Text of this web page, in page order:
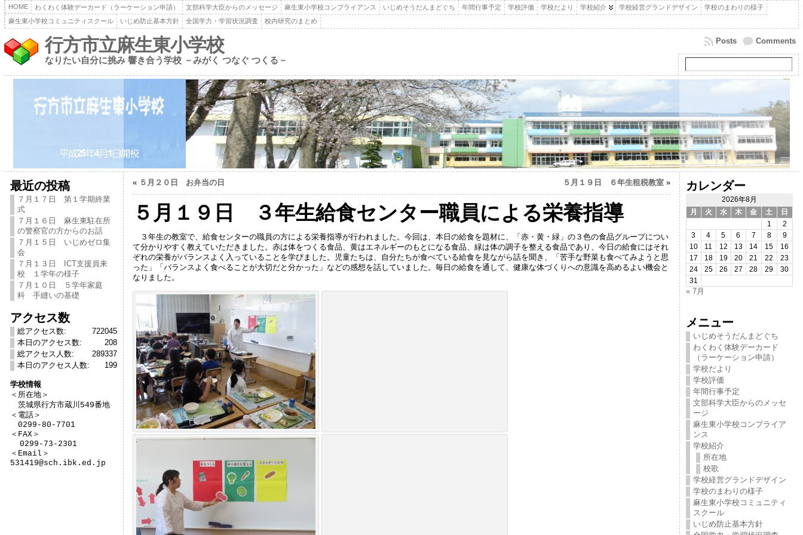
HOME わくわく体験デーカード（ラーケーション申請） 文部科学大臣からのメッセージ 麻生東小学校コンプライアンス いじめそうだんまどぐち 年間行事予定 学校評価 学校だより 学校紹介 学校経営グランドデザイン
学校のまわりの様子
麻生東小学校コミュニティスクール
いじめ防止基本方針 全国学力・学習状況調査 校内研究のまとめ
行方市立麻生東小学校
なりたい自分に挑み 響き合う学校 －みがく つなぐ つくる－
Comments
Posts
最近の投稿
７月１７日 第１学期終業
式
７月１６日 麻生東駐在所
の警察官の方からのお話
７月１５日 いじめゼロ集
会
７月１３日 ICT支援員来
校 １学年の様子
７月１０日 ５学年家庭
科 手縫いの基礎
アクセス数
722045
総アクセス数:
208
本日のアクセス数:
289337
総アクセス人数:
199
本日のアクセス人数:
学校情報
＜所在地＞
茨城県行方市蔵川549番地
＜電話＞
0299-80-7701
＜FAX＞
＜Email＞
531419@sch.ibk.ed.jp
« ５月２０日 お弁当の日 ５月１９日 ６年生租税教室»
５月１９日 ３年生給食センター職員による栄養指導
３年生の教室で、給食センターの職員の方による栄養指導が行われました。今回は、本日の給食を題材に、「赤・黄・緑」の３色の食品グループについ
て分かりやすく教えていただきました。赤は体をつくる食品、黄はエネルギーのもとになる食品、緑は体の調子を整える食品であり、今日の給食にはそれ
ぞれの栄養がバランスよく入っていることを学びました。児童たちは、自分たちが食べている給食を見ながら話を聞き、「苦手な野菜も食べてみようと思
った」「バランスよく食べることが大切だと分かった」などの感想を話していました。毎日の給食を通して、健康な体づくりへの意識を高めるよい機会と
なりました。
カレンダー
2026年8月
月
火 水 木 金 土
日
1
2
3
4 5 6 7 8
9
10
11 12 13 14 15
16
17
18 19 20 21 22
23
24
25 26 27 28 29
30
31
« 7月
メニュー
いじめそうだんまどぐち
わくわく体験デーカード
（ラーケーション申請）
学校だより
学校評価
年間行事予定
文部科学大臣からのメッセ
ージ
麻生東小学校コンプライア
ンス
学校紹介
所在地
校歌
学校経営グランドデザイン
学校のまわりの様子
麻生東小学校コミュニティ
スクール
いじめ防止基本方針